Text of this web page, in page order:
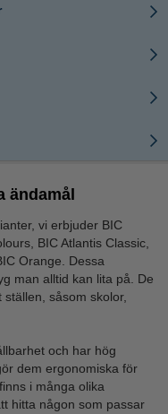
ändamål
vi erbjuder BIC
BIC Atlantis Classic,
Orange. Dessa
man alltid kan lita på. De
såsom skolor,
och har hög
dem ergonomiska för
i många olika
hitta någon som passar